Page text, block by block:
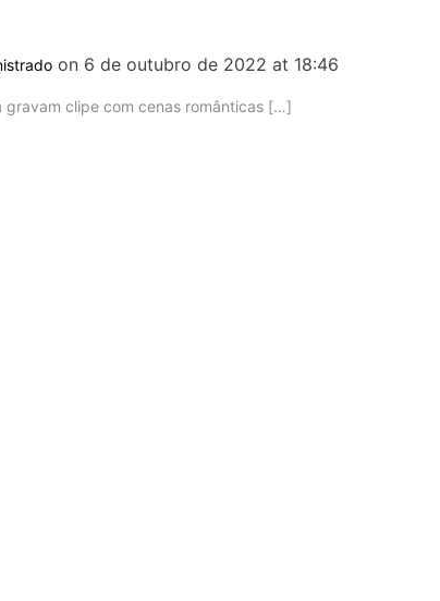
on 6 de outubro de 2022 at 18:46
gravam clipe com cenas românticas […]